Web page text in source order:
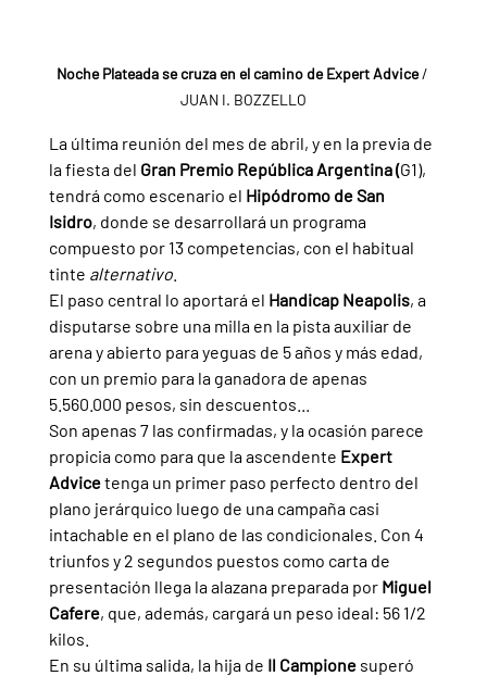
Noche Plateada se cruza en el camino de Expert Advice /
JUAN I. BOZZELLO
La última reunión del mes de abril, y en la previa de
la fiesta del Gran Premio República Argentina (G1),
tendrá como escenario el Hipódromo de San
Isidro, donde se desarrollará un programa
compuesto por 13 competencias, con el habitual
tinte alternativo.
El paso central lo aportará el Handicap Neapolis, a
disputarse sobre una milla en la pista auxiliar de
arena y abierto para yeguas de 5 años y más edad,
con un premio para la ganadora de apenas
5.560.000 pesos, sin descuentos...
Son apenas 7 las confirmadas, y la ocasión parece
propicia como para que la ascendente Expert
Advice tenga un primer paso perfecto dentro del
plano jerárquico luego de una campaña casi
intachable en el plano de las condicionales. Con 4
triunfos y 2 segundos puestos como carta de
presentación llega la alazana preparada por Miguel
Cafere, que, además, cargará un peso ideal: 56 1/2
kilos.
En su última salida, la hija de Il Campione superó